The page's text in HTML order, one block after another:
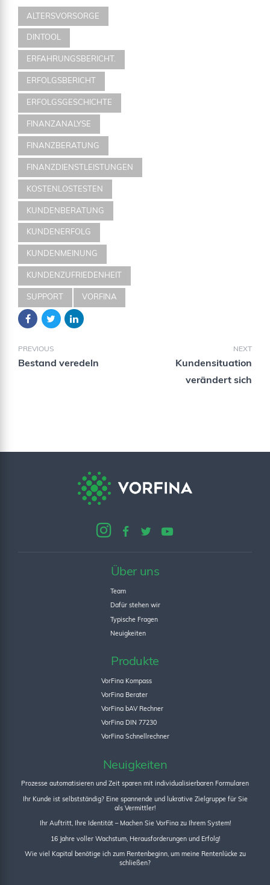
ALTERSVORSORGE
DINTOOL
ERFAHRUNGSBERICHT.
ERFOLGSBERICHT
ERFOLGSGESCHICHTE
FINANZANALYSE
FINANZBERATUNG
FINANZDIENSTLEISTUNGEN
KOSTENLOSTESTEN
KUNDENBERATUNG
KUNDENERFOLG
KUNDENMEINUNG
KUNDENZUFRIEDENHEIT
SUPPORT VORFINA
PREVIOUS
Bestand veredeln
NEXT
Kundensituation
verändert sich
Über uns
Team
Dafür stehen wir
Typische Fragen
Neuigkeiten
Produkte
VorFina Kompass
VorFina Berater
VorFina bAV Rechner
VorFina DIN 77230
VorFina Schnellrechner
Neuigkeiten
Prozesse automatisieren und Zeit sparen mit individualisierbaren Formularen
Ihr Kunde ist selbstständig? Eine spannende und lukrative Zielgruppe für Sie
als Vermittler!
Ihr Auftritt, Ihre Identität – Machen Sie VorFina zu Ihrem System!
16 Jahre voller Wachstum, Herausforderungen und Erfolg!
Wie viel Kapital benötige ich zum Rentenbeginn, um meine Rentenlücke zu
schließen?